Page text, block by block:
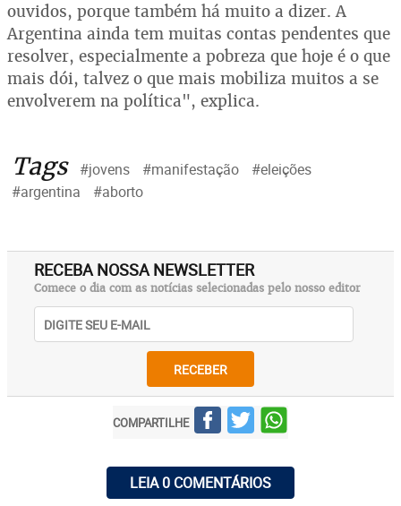
ouvidos, porque também há muito a dizer. A
Argentina ainda tem muitas contas pendentes que
resolver, especialmente a pobreza que hoje é o que
mais dói, talvez o que mais mobiliza muitos a se
envolverem na política", explica.
Tags #jovens #manifestação
#eleições
#argentina
#aborto
RECEBA NOSSA NEWSLETTER
Comece o dia com as notícias selecionadas pelo nosso editor
RECEBER
COMPARTILHE
LEIA 0 COMENTÁRIOS